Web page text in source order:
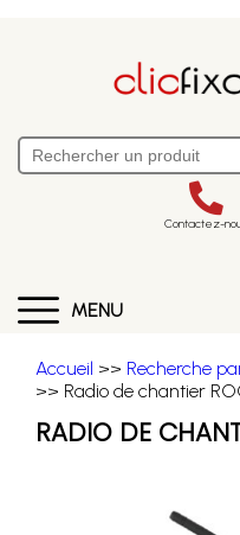
Contactez-
MENU
Accueil >> Recherche
>> Radio de chantier
RADIO DE